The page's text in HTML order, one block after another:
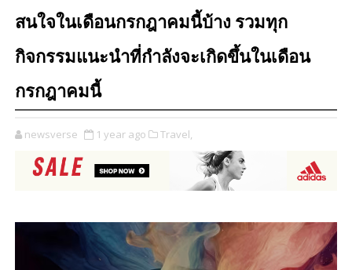
สนใจในเดือนกรกฎาคมนี้บ้าง รวมทุก
กิจกรรมแนะนำที่กำลังจะเกิดขึ้นในเดือน
กรกฎาคมนี้
newsverse 1 year ago Travel,